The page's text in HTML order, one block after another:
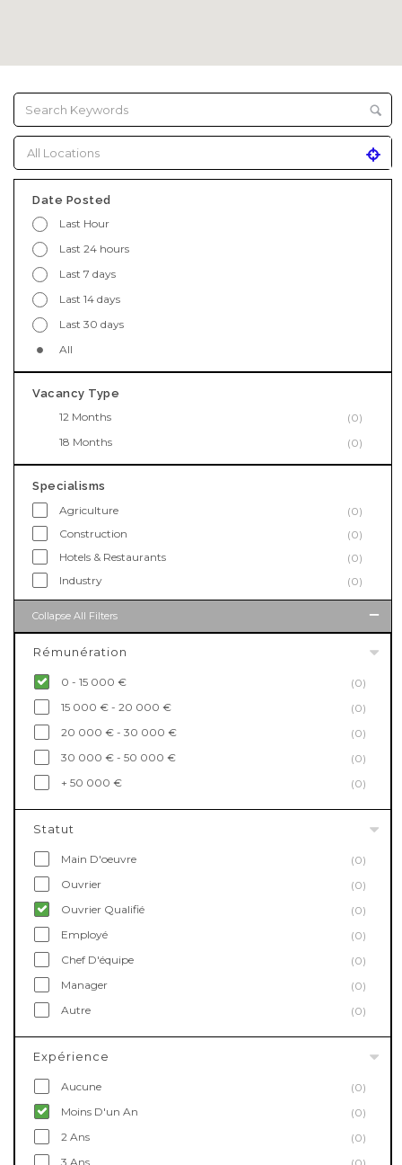
Date Posted
Last Hour
Last 24 hours
Last 7 days
Last 14 days
Last 30 days
All
Vacancy Type
12 Months
(0)
18 Months
(0)
Specialisms
Agriculture
(0)
Construction
(0)
Hotels & Restaurants
(0)
Industry
(0)
Collapse All Filters
Rémunération
0 - 15 000 €
(0)
15 000 € - 20 000 €
(0)
20 000 € - 30 000 €
(0)
30 000 € - 50 000 €
(0)
+ 50 000 €
(0)
Statut
Main D'oeuvre
(0)
Ouvrier
(0)
Ouvrier Qualifié
(0)
Employé
(0)
Chef D'équipe
(0)
Manager
(0)
Autre
(0)
Expérience
Aucune
(0)
Moins D'un An
(0)
2 Ans
(0)
3 Ans